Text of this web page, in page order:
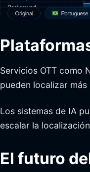
Servicios OTT como
pueden localizar
Los sistemas de IA
escalar la
El futuro